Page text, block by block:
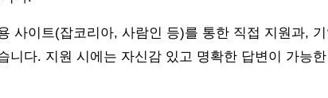
사이트(잡코리아, 사람인 등)를 통한 직접 지원과,
니다. 지원 시에는 자신감 있고 명확한 답변이 가능